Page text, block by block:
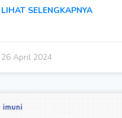
LIHAT SELENGKAPNYA
26 April 2024